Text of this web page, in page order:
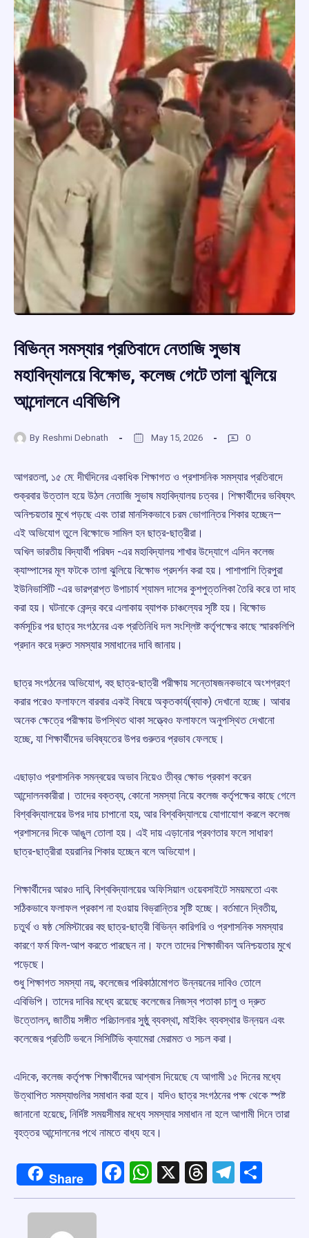
বিভিন্ন সমস্যার প্রতিবাদে নেতাজি সুভাষ
মহাবিদ্যালয়ে বিক্ষোভ, কলেজ গেটে তালা ঝুলিয়ে
আন্দোলনে এবিভিপি
By Reshmi Debnath May 15, 2026 0
আগরতলা, ১৫ মে: দীর্ঘদিনের একাধিক শিক্ষাগত ও প্রশাসনিক সমস্যার প্রতিবাদে
শুক্রবার উত্তাল হয়ে উঠল নেতাজি সুভাষ মহাবিদ্যালয় চত্বর। শিক্ষার্থীদের ভবিষ্যৎ
অনিশ্চয়তার মুখে পড়ছে এবং তারা মানসিকভাবে চরম ভোগান্তির শিকার হচ্ছেন—
এই অভিযোগ তুলে বিক্ষোভে সামিল হন ছাত্র-ছাত্রীরা।
অখিল ভারতীয় বিদ্যার্থী পরিষদ -এর মহাবিদ্যালয় শাখার উদ্যোগে এদিন কলেজ
ক্যাম্পাসের মূল ফটকে তালা ঝুলিয়ে বিক্ষোভ প্রদর্শন করা হয়। পাশাপাশি ত্রিপুরা
ইউনিভার্সিটি -এর ভারপ্রাপ্ত উপাচার্য শ্যামল দাসের কুশপুত্তলিকা তৈরি করে তা দাহ
করা হয়। ঘটনাকে কেন্দ্র করে এলাকায় ব্যাপক চাঞ্চল্যের সৃষ্টি হয়। বিক্ষোভ
কর্মসূচির পর ছাত্র সংগঠনের এক প্রতিনিধি দল সংশ্লিষ্ট কর্তৃপক্ষের কাছে স্মারকলিপি
প্রদান করে দ্রুত সমস্যার সমাধানের দাবি জানায়।
ছাত্র সংগঠনের অভিযোগ, বহু ছাত্র-ছাত্রী পরীক্ষায় সন্তোষজনকভাবে অংশগ্রহণ
করার পরেও ফলাফলে বারবার একই বিষয়ে অকৃতকার্য(ব্যাক) দেখানো হচ্ছে। আবার
অনেক ক্ষেত্রে পরীক্ষায় উপস্থিত থাকা সত্ত্বেও ফলাফলে অনুপস্থিত দেখানো
হচ্ছে, যা শিক্ষার্থীদের ভবিষ্যতের উপর গুরুতর প্রভাব ফেলছে।
এছাড়াও প্রশাসনিক সমন্বয়ের অভাব নিয়েও তীব্র ক্ষোভ প্রকাশ করেন
আন্দোলনকারীরা। তাদের বক্তব্য, কোনো সমস্যা নিয়ে কলেজ কর্তৃপক্ষের কাছে গেলে
বিশ্ববিদ্যালয়ের উপর দায় চাপানো হয়, আর বিশ্ববিদ্যালয়ে যোগাযোগ করলে কলেজ
প্রশাসনের দিকে আঙুল তোলা হয়। এই দায় এড়ানোর প্রবণতার ফলে সাধারণ
ছাত্র-ছাত্রীরা হয়রানির শিকার হচ্ছেন বলে অভিযোগ।
শিক্ষার্থীদের আরও দাবি, বিশ্ববিদ্যালয়ের অফিসিয়াল ওয়েবসাইটে সময়মতো এবং
সঠিকভাবে ফলাফল প্রকাশ না হওয়ায় বিভ্রান্তির সৃষ্টি হচ্ছে। বর্তমানে দ্বিতীয়,
চতুর্থ ও ষষ্ঠ সেমিস্টারের বহু ছাত্র-ছাত্রী বিভিন্ন কারিগরি ও প্রশাসনিক সমস্যার
কারণে ফর্ম ফিল-আপ করতে পারছেন না। ফলে তাদের শিক্ষাজীবন অনিশ্চয়তার মুখে
পড়েছে।
শুধু শিক্ষাগত সমস্যা নয়, কলেজের পরিকাঠামোগত উন্নয়নের দাবিও তোলে
এবিভিপি। তাদের দাবির মধ্যে রয়েছে কলেজের নিজস্ব পতাকা চালু ও দ্রুত
উত্তোলন, জাতীয় সঙ্গীত পরিচালনার সুষ্ঠু ব্যবস্থা, মাইকিং ব্যবস্থার উন্নয়ন এবং
কলেজের প্রতিটি ভবনে সিসিটিভি ক্যামেরা মেরামত ও সচল করা।
এদিকে, কলেজ কর্তৃপক্ষ শিক্ষার্থীদের আশ্বাস দিয়েছে যে আগামী ১৫ দিনের মধ্যে
উত্থাপিত সমস্যাগুলির সমাধান করা হবে। যদিও ছাত্র সংগঠনের পক্ষ থেকে স্পষ্ট
জানানো হয়েছে, নির্দিষ্ট সময়সীমার মধ্যে সমস্যার সমাধান না হলে আগামী দিনে তারা
বৃহত্তর আন্দোলনের পথে নামতে বাধ্য হবে।
Share Facebook
WhatsApp
X Threads